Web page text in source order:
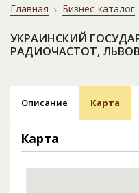
Главная Бизнес-каталог
УКРАИНСКИЙ
РАДИОЧАСТОТ,
Описание Карта
Карта